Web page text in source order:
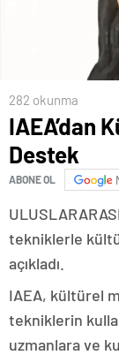
282 okunma
IAEA’dan
Destek
ABONE OL
tekniklerle
açıkladı.
IAEA, kültürel
tekniklerin
uzmanlara ve